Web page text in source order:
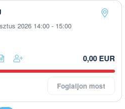
2026 14:00 - 15:00
0,00 EUR
Foglaljon most